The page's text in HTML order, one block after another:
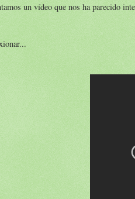
un vídeo que nos ha parecido